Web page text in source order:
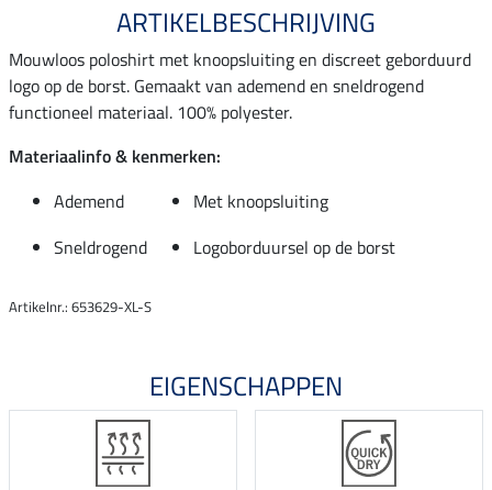
ARTIKELBESCHRIJVING
Mouwloos poloshirt met knoopsluiting en discreet geborduurd
logo op de borst. Gemaakt van ademend en sneldrogend
functioneel materiaal. 100% polyester.
Materiaalinfo & kenmerken:
Ademend
Met knoopsluiting
Sneldrogend
Logoborduursel op de borst
Artikelnr.: 653629-XL-S
EIGENSCHAPPEN